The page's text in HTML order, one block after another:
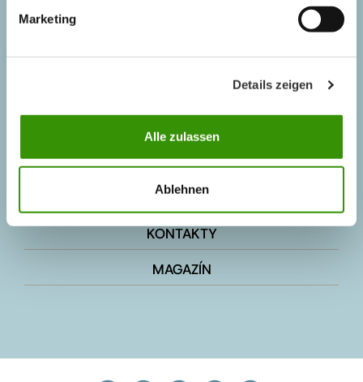
Marketing
Details zeigen
Alle zulassen
Ablehnen
IZOLACE ZÁKLADOVÉ DESKY
PRODUKTY
POUŽITÍ VÝROBKŮ
KONTAKTY
MAGAZÍN